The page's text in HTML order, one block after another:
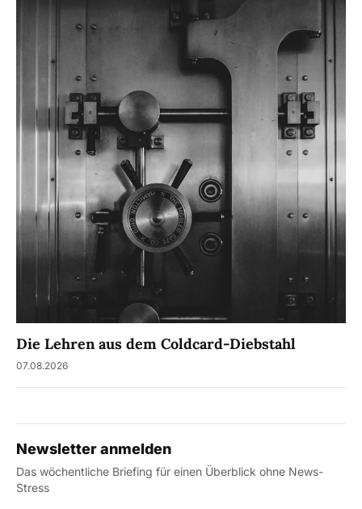
Die Lehren aus dem Coldcard-Diebstahl
07.08.2026
Newsletter anmelden
Das wöchentliche Briefing für einen Überblick ohne News-
Stress